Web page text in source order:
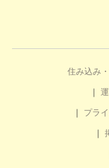
住み込み
プラ